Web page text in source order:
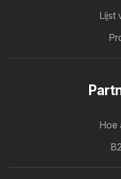
Lijst
Hoe